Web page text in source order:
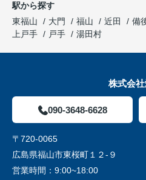
駅から探す
東福山
大門 福山 近田 備
上戸手
戸手 湯田村
株式会
090-3648-6628
〒720-0065
広島県福山市東桜町１２-９
営業時間： 9:00~18:00